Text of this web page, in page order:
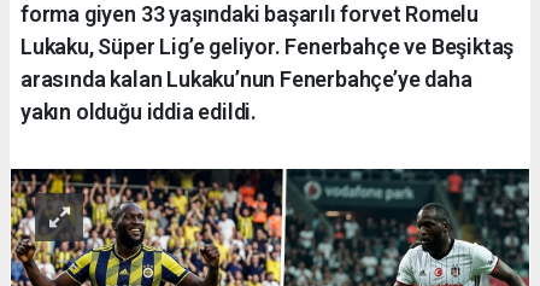
forma giyen 33 yaşındaki başarılı forvet Romelu
Lukaku, Süper Lig’e geliyor. Fenerbahçe ve Beşiktaş
arasında kalan Lukaku’nun Fenerbahçe’ye daha
yakın olduğu iddia edildi.